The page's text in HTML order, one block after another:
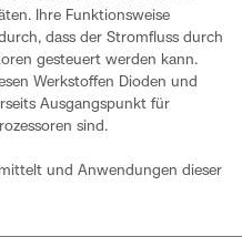
Ihre Funktionsweise
dass der Stromfluss durch
gesteuert werden kann.
Werkstoffen Dioden und
Ausgangspunkt für
sind.
und Anwendungen dieser